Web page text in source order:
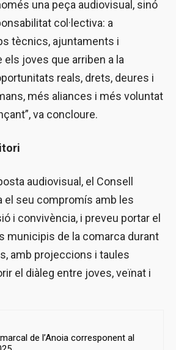
una peça audiovisual, sinó
col·lectiva: a
tècnics, ajuntaments i
els joves que arriben a la
reals, drets, deures i
més aliances i més voluntat
va concloure.
audiovisual, el Consell
el seu compromís amb les
i convivència, i preveu portar el
municipis de la comarca durant
amb projeccions i taules
el diàleg entre joves, veïnat i
de l’Anoia corresponent al